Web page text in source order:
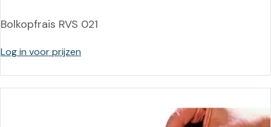
Bolkopfrais RVS 021
Log in voor prijzen